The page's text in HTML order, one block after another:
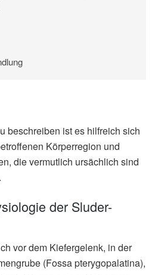
beschreiben ist es hilfreich sich
Körperregion und
die vermutlich ursächlich sind
der Sluder-
vor dem Kiefergelenk, in der
(Fossa pterygopalatina),